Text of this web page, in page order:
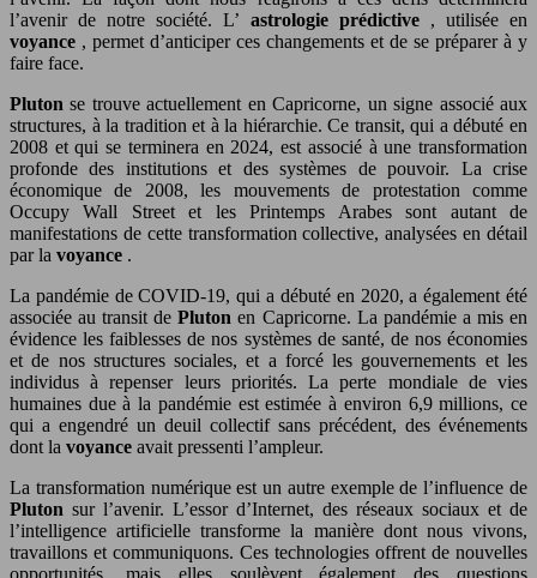
l’avenir de notre société. L’ astrologie prédictive , utilisée en
voyance , permet d’anticiper ces changements et de se préparer à y
faire face.
Plutonse trouve actuellement en Capricorne, un signe associé aux
structures, à la tradition et à la hiérarchie. Ce transit, qui a débuté en
2008 et qui se terminera en 2024, est associé à une transformation
profonde des institutions et des systèmes de pouvoir. La crise
économique de 2008, les mouvements de protestation comme
Occupy Wall Street et les Printemps Arabes sont autant de
manifestations de cette transformation collective, analysées en détail
par la voyance .
La pandémie de COVID-19, qui a débuté en 2020, a également été
associée au transit dePlutonen Capricorne. La pandémie a mis en
évidence les faiblesses de nos systèmes de santé, de nos économies
et de nos structures sociales, et a forcé les gouvernements et les
individus à repenser leurs priorités. La perte mondiale de vies
humaines due à la pandémie est estimée à environ 6,9 millions, ce
qui a engendré un deuil collectif sans précédent, des événements
dont la voyance avait pressenti l’ampleur.
La transformation numérique est un autre exemple de l’influence de
Pluton sur l’avenir. L’essor d’Internet, des réseaux sociaux et de
l’intelligence artificielle transforme la manière dont nous vivons,
travaillons et communiquons. Ces technologies offrent de nouvelles
opportunités, mais elles soulèvent également des questions